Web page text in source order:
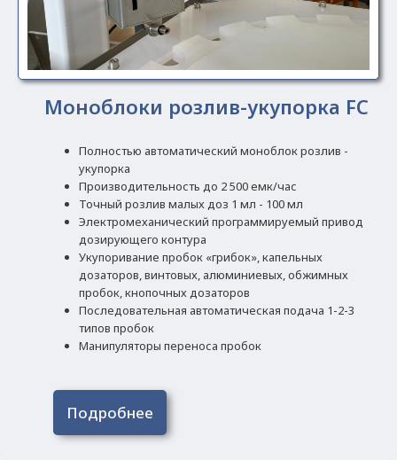
Моноблоки розлив-укупорка FC
Полностью автоматический моноблок розлив -
укупорка
Производительность до 2 500 емк/час
Точный розлив малых доз 1 мл - 100 мл
Электромеханический программируемый привод
дозирующего контура
Укупоривание пробок «грибок», капельных
дозаторов, винтовых, алюминиевых, обжимных
пробок, кнопочных дозаторов
Последовательная автоматическая подача 1-2-3
типов пробок
Манипуляторы переноса пробок
Подробнее